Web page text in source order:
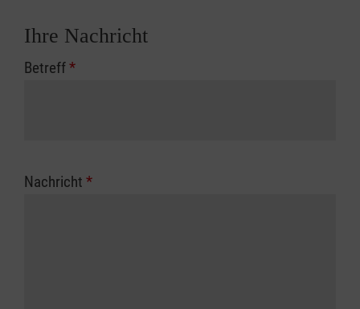
Ihre Nachricht
Betreff*
Nachricht *